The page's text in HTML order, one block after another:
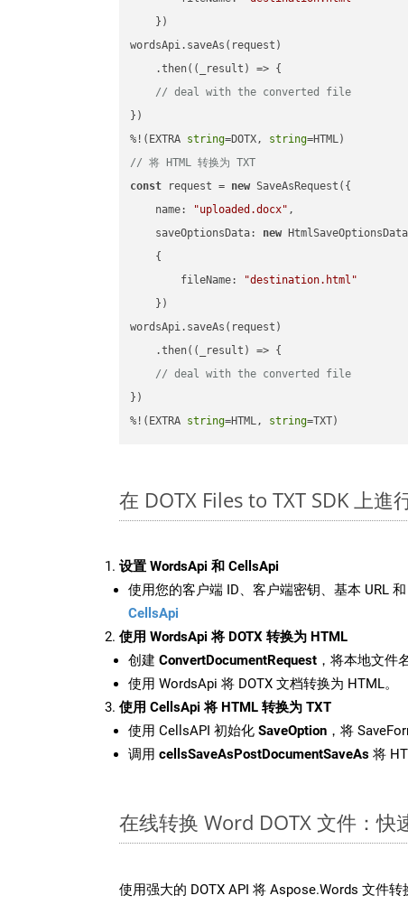
    })
wordsApi.saveAs(request)
    .then(
( _result ) => {
// deal with the converted file
})
%!(EXTRA string=DOTX, string
// 将 HTML 转换为 TXT
const request = new SaveAsRequest({
name: "uploaded.docx" ,
saveOptionsData: new
    {
fileName:
"destination.html"
    })
wordsApi.saveAs(request)
    .then(
( _result ) => {
// deal with the converted file
})
%!(EXTRA string=HTML, string=TXT)
在 DOTX Files to TXT SDK 上進
设置 WordsApi 和 CellsApi
使用您的客户端 ID、客户端密钥、基本 URL
CellsApi
使用 WordsApi 将 DOTX 转换为 HTML
创建 ConvertDocumentRequest ，将本地文件
使用 WordsApi 将 DOTX 文档转换为 HTML。
使用 CellsApi 将 HTML 转换为 TXT
使用 CellsAPI 初始化 SaveOption ，将
调用 cellsSaveAsPostDocumentSaveAs 将
在线转换 Word DOTX 文件：快
使用强大的 DOTX API 将 Aspose.Words 文件